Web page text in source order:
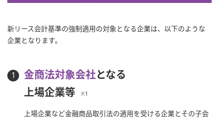
新リース会計基準の強制適用の対象となる企業は、以下のような
企業となります。
金商法対象会社となる
上場企業等
※1
上場企業など金融商品取引法の適用を受ける企業とその子会